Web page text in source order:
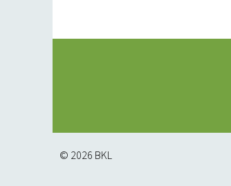
© 2026 BKL